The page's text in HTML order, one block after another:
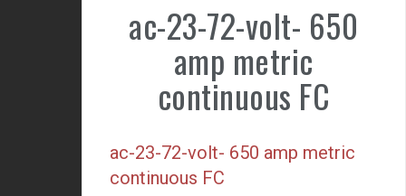
ac-23-72-volt- 650
amp metric
continuous FC
ac-23-72-volt- 650 amp metric
continuous FC